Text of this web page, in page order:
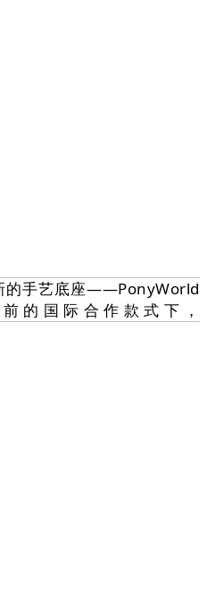
的手艺底座——PonyWorld
的国际合作款式下，